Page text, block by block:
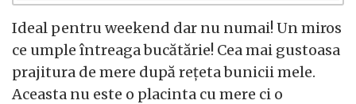
Ideal pentru weekend dar nu numai! Un miros
ce umple întreaga bucătărie! Cea mai gustoasa
prajitura de mere după rețeta bunicii mele.
Aceasta nu este o placinta cu mere ci o